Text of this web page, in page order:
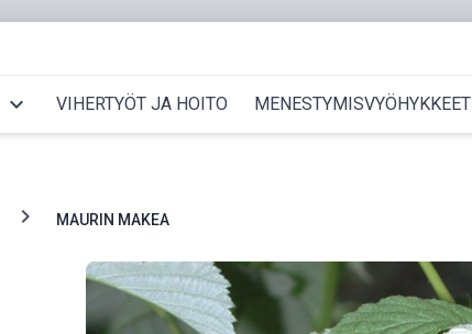
expand_more VIHERTYÖT JA HOITO MENESTYMISVYÖHYKKEET
chevron_right MAURIN MAKEA